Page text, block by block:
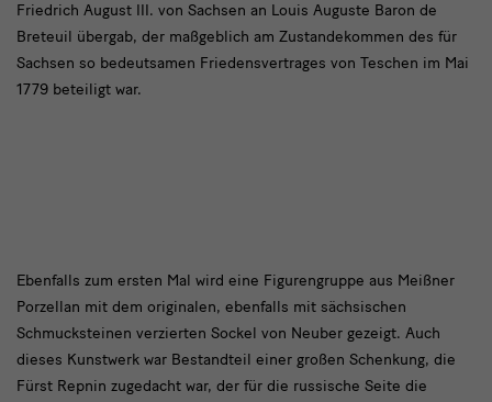
Friedrich August III. von Sachsen an Louis Auguste Baron de
Breteuil übergab, der maßgeblich am Zustandekommen des für
Sachsen so bedeutsamen Friedensvertrages von Teschen im Mai
1779 beteiligt war.
text2
Ebenfalls zum ersten Mal wird eine Figurengruppe aus Meißner
Porzellan mit dem originalen, ebenfalls mit sächsischen
Schmucksteinen verzierten Sockel von Neuber gezeigt. Auch
dieses Kunstwerk war Bestandteil einer großen Schenkung, die
Fürst Repnin zugedacht war, der für die russische Seite die